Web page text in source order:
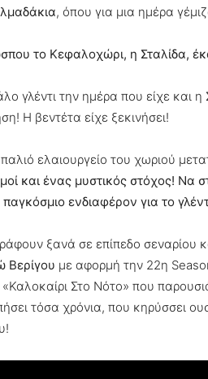
, όπου για μια ημέρα
το Κεφαλοχώρι, η Σταλίδα,
γλέντι την ημέρα που είχε και
Η βεντέτα είχε ξεκινήσει!
ελαιουργείο του χωριού
και ένας μυστικός στόχος! Να
ενδιαφέρον για το
ξανά σε επίπεδο σεναρίου
Βερίγου με αφορμή την 22η
Στο Νότο» που
τόσα χρόνια, που κηρύσσει